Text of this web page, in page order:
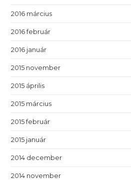
2016 március
2016 február
2016 január
2015 november
2015 április
2015 március
2015 február
2015 január
2014 december
2014 november